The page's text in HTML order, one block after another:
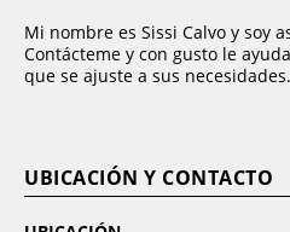
Mi nombre es Sissi Calvo y soy
Contácteme y con gusto le
que se ajuste a sus necesidades.
UBICACIÓN Y CONTACTO